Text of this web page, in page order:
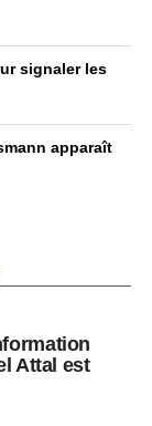
signaler les
apparaît
Attal est